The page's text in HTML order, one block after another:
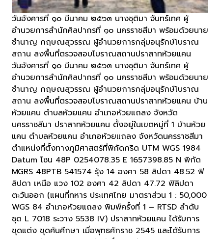
วันอังคารที่ ๑๐ มีนาคม ๒๕๖๓ นางชุติมา จันทร์เทศ ผู้
อำนวยการสำนักศิลปากรที่ ๑๐ นครราชสีมา พร้อมด้วยนาย
ชำนาญ กฤษณสุวรรณ ผู้อำนวยการกลุ่มอนุรักษ์โบราณ
สถาน ลงพื้นที่ตรวจสอบโบราณสถานปราสาทห้วยแคน
วันอังคารที่ ๑๐ มีนาคม ๒๕๖๓ นางชุติมา จันทร์เทศ ผู้
อำนวยการสำนักศิลปากรที่ ๑๐ นครราชสีมา พร้อมด้วยนาย
ชำนาญ กฤษณสุวรรณ ผู้อำนวยการกลุ่มอนุรักษ์โบราณ
สถาน ลงพื้นที่ตรวจสอบโบราณสถานปราสาทห้วยแคน บ้าน
ห้วยแคน ตำบลห้วยแคน อำเภอห้วยแถลง จังหวัด
นครราชสีมา ปราสาทห้วยแคน ตั้งอยู่ในเขตหมู่ที่ 1 บ้านห้วย
แคน ตำบลห้วยแคน อำเภอห้วยแถลง จังหวัดนครราชสีมา
ตำแหน่งที่ตั้งทางภูมิศาสตร์ที่พิกัดกริด UTM WGS 1984
Datum โซน 48P 0254078.35 E 1657398.85 N พิกัด
MGRS 48PTB 541574 รุ้ง 14 องศา 58 ลิปดา 48.52 ฟิ
ลิปดา เหนือ แวง 102 องศา 42 ลิปดา 47.72 ฟิลิปดา
ตะวันออก (แผนที่ทหาร ประเทศไทย มาตราส่วน 1 : 50,000
WGS 84 อำเภอห้วยแถลง พิมพ์ครั้งที่ 1 – RTSD ลำดับ
ชุด L 7018 ระวาง 5538 IV) ปราสาทห้วยแคน ได้รับการ
ขุดแต่ง ขุดค้นศึกษา เมื่อพุทธศักราช 2545 และได้รับการ